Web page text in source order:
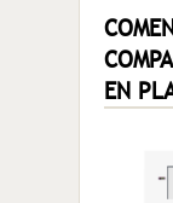
EN